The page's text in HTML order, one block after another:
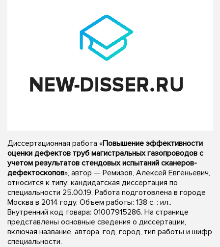
Диссертационная работа «Повышение эффективности
оценки дефектов труб магистральных газопроводов с
учетом результатов стендовых испытаний сканеров-
дефектоскопов», автор — Ремизов, Алексей Евгеньевич,
относится к типу: кандидатская диссертация по
специальности 25.00.19. Работа подготовлена в городе
Москва в 2014 году. Объем работы: 138 с. : ил..
Внутренний код товара: 01007915286. На странице
представлены основные сведения о диссертации,
включая название, автора, год, город, тип работы и шифр
специальности.